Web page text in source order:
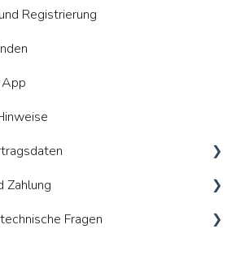
Registrierung
und Kündigung
Zahlung
(MSB)
Fragen